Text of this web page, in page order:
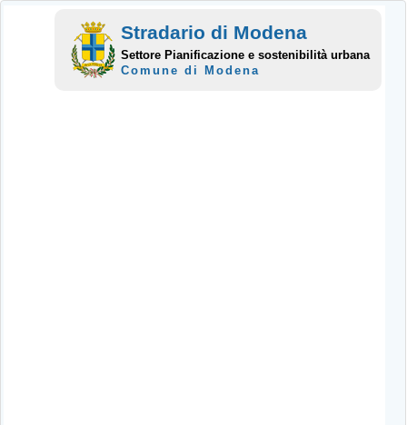
Stradario di Modena
Settore Pianificazione e sostenibilità urbana
Comune di Modena